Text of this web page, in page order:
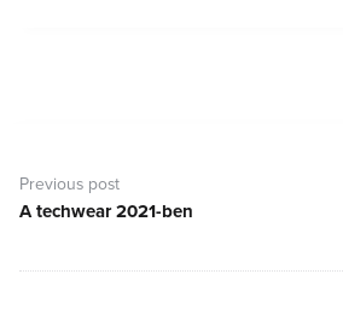
navigáció
Previous post
Previous
A techwear 2021-ben